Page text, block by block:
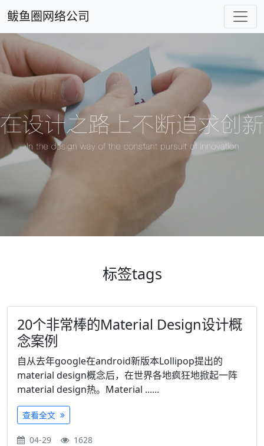
鲅鱼圈网络公司
标签tags
20个非常棒的Material Design设计概
念案例
自从去年google在android新版本Lollipop提出的
material design概念后，在世界各地疯狂地掀起一阵
material design热。Material ......
查看全文
04-29 1628